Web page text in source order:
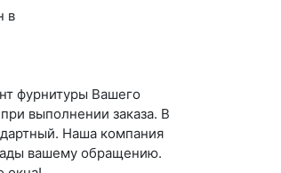
фурнитуры Вашего
выполнении заказа. В
Наша компания
вашему обращению.